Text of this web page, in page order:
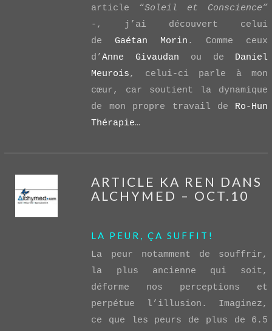
article “Soleil et Conscience”
-, j’ai découvert celui
deGaétan Morin . Comme ceux
d’Anne Givaudan ou de Daniel
Meurois, celui-ci parle à mon
cœur, car soutient la dynamique
de mon propre travail de Ro-Hun
Thérapie…
ARTICLE KA REN DANS
ALCHYMED – OCT.10
LA PEUR, ÇA SUFFIT!
La peur notamment de souffrir,
la plus ancienne qui soit,
déforme nos perceptions et
perpétue l’illusion. Imaginez,
ce que les peurs de plus de 6.5